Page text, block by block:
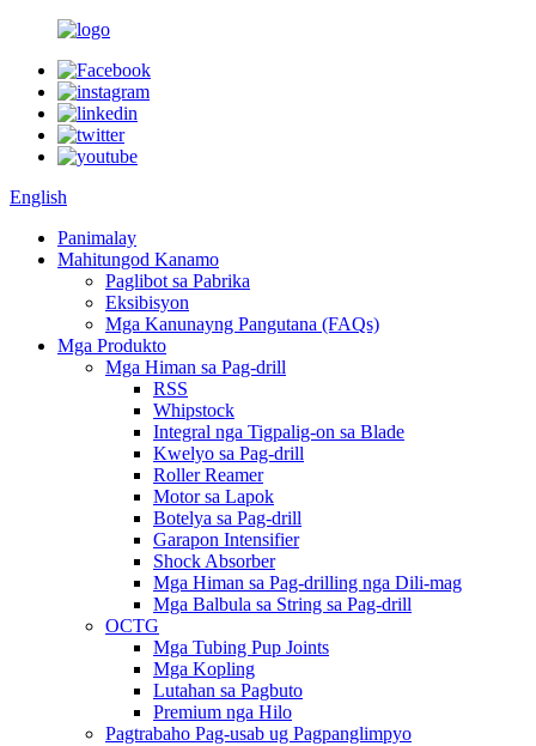
English
Panimalay
Mahitungod Kanamo
Paglibot sa Pabrika
Eksibisyon
Mga Kanunayng Pangutana (FAQs)
Mga Produkto
Mga Himan sa Pag-drill
RSS
Whipstock
Integral nga Tigpalig-on sa Blade
Kwelyo sa Pag-drill
Roller Reamer
Motor sa Lapok
Botelya sa Pag-drill
Garapon Intensifier
Shock Absorber
Mga Himan sa Pag-drilling nga Dili-mag
Mga Balbula sa String sa Pag-drill
OCTG
Mga Tubing Pup Joints
Mga Kopling
Lutahan sa Pagbuto
Premium nga Hilo
Pagtrabaho Pag-usab ug Pagpanglimpyo